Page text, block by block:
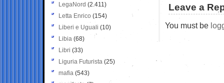
Leave a
You must be
LegaNord (2.411)
Letta Enrico (154)
Liberi e Uguali (10)
Libia (68)
Libri (33)
Liguria Futurista (25)
mafia (543)